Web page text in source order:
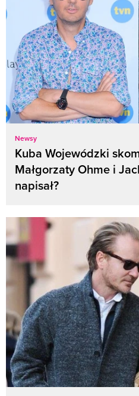
Newsy
Kuba Wojewódzki
Małgorzaty Ohme i
napisał?